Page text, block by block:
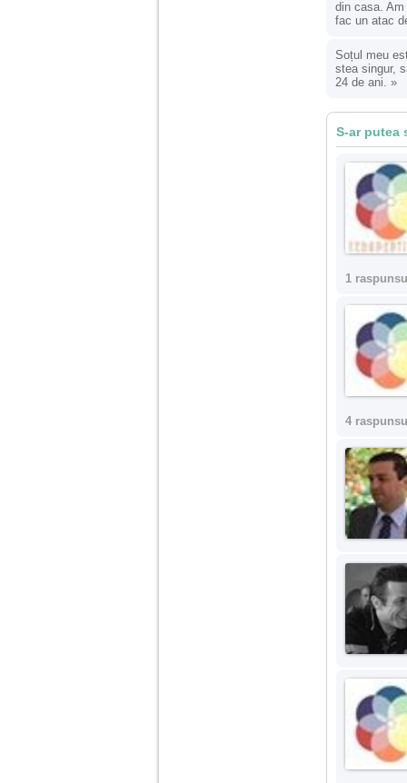
din casa.
fac un atac
Soțul meu
stea singur,
24 de ani. »
S-ar putea
1
4